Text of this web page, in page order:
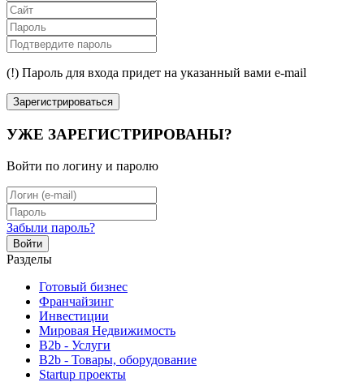
(!) Пароль для входа придет на указанный вами e-mail
Зарегистрироваться
УЖЕ ЗАРЕГИСТРИРОВАНЫ?
Войти по логину и паролю
Забыли пароль?
Войти
Разделы
Готовый бизнес
Франчайзинг
Инвестиции
Мировая Недвижимость
B2b - Услуги
B2b - Товары, оборудование
Startup проекты